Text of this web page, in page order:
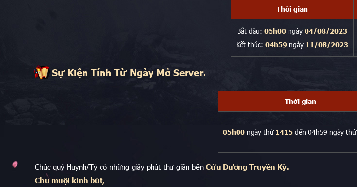
Thời gian
Bắt đầu: 05h00 ngày 04/08/2023
Kết thúc: 04h59 ngày 11/08/2023
Sự Kiện Tính Từ Ngày Mở Server.
Thời gian
05h00 ngày thứ 1415 đến 04h59 ngày thứ
Chúc quý Huynh/Tỷ có những giây phút thư giãn bên Cửu Dương Truyền Kỳ.
Chu muội kính bút,